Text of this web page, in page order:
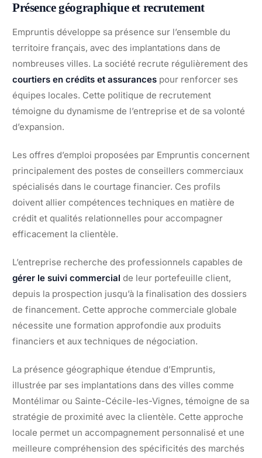
Présence géographique et recrutement
Empruntis développe sa présence sur l’ensemble du
territoire français, avec des implantations dans de
nombreuses villes. La société recrute régulièrement des
courtiers en crédits et assurances pour renforcer ses
équipes locales. Cette politique de recrutement
témoigne du dynamisme de l’entreprise et de sa volonté
d’expansion.
Les offres d’emploi proposées par Empruntis concernent
principalement des postes de conseillers commerciaux
spécialisés dans le courtage financier. Ces profils
doivent allier compétences techniques en matière de
crédit et qualités relationnelles pour accompagner
efficacement la clientèle.
L’entreprise recherche des professionnels capables de
gérer le suivi commercial de leur portefeuille client,
depuis la prospection jusqu’à la finalisation des dossiers
de financement. Cette approche commerciale globale
nécessite une formation approfondie aux produits
financiers et aux techniques de négociation.
La présence géographique étendue d’Empruntis,
illustrée par ses implantations dans des villes comme
Montélimar ou Sainte-Cécile-les-Vignes, témoigne de sa
stratégie de proximité avec la clientèle. Cette approche
locale permet un accompagnement personnalisé et une
meilleure compréhension des spécificités des marchés